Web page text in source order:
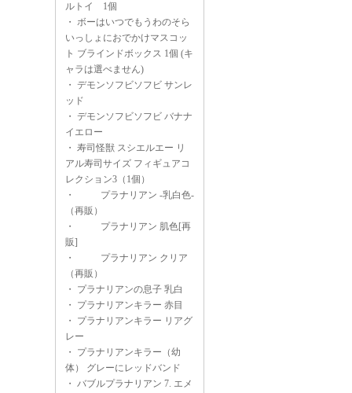
ルトイ 1個
・ ボーはいつでもうわのそら
いっしょにおでかけマスコッ
ト ブラインドボックス 1個 (キ
ャラは選べません)
・ デモンソフビソフビ サンレ
ッド
・ デモンソフビソフビ バナナ
イエロー
・ 寿司怪獣 スシエルエー リ
アル寿司サイズ フィギュアコ
レクション3（1個）
・
プラナリアン -乳白色-
（再販）
・
プラナリアン 肌色[再
販]
・
プラナリアン クリア
（再販）
・ プラナリアンの息子 乳白
・ プラナリアンキラー 赤目
・ プラナリアンキラー リアグ
レー
・ プラナリアンキラー（幼
体） グレーにレッドバンド
・ バブルプラナリアン 7. エメ